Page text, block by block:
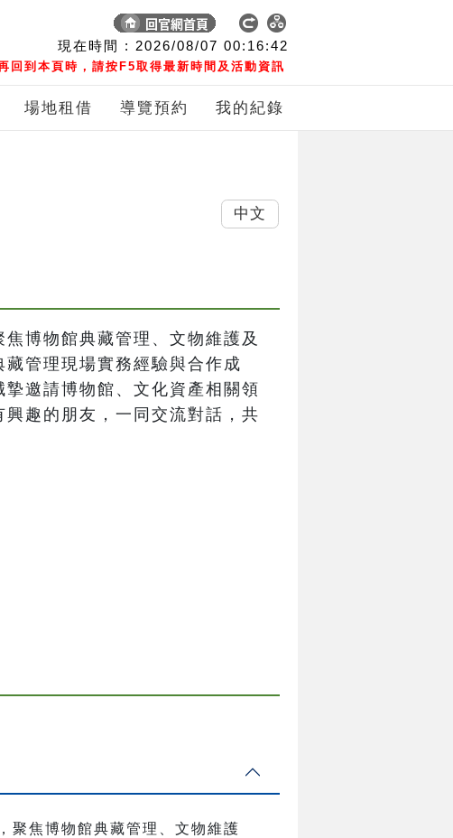
現在時間 : 2026/08/07 00:16:42
回到本頁時，請按F5取得最新時間及活動資訊
場地租借 導覽預約 我的紀錄
博物館典藏管理、文物維護及
管理現場實務經驗與合作成
邀請博物館、文化資產相關領
趣的朋友，一同交流對話，共
聚焦博物館典藏管理、文物維護